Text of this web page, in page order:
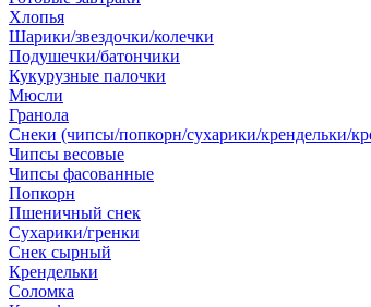
Хлопья
Шарики/звездочки/колечки
Подушечки/батончики
Кукурузные палочки
Мюсли
Гранола
Снеки (чипсы/попкорн/сухарики/крендельки/
Чипсы весовые
Чипсы фасованные
Попкорн
Пшеничный снек
Сухарики/гренки
Снек сырный
Крендельки
Соломка